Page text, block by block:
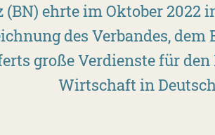
(BN) ehrte im Oktober 2022
des Verbandes,
große Verdienste für
Wirtschaft in